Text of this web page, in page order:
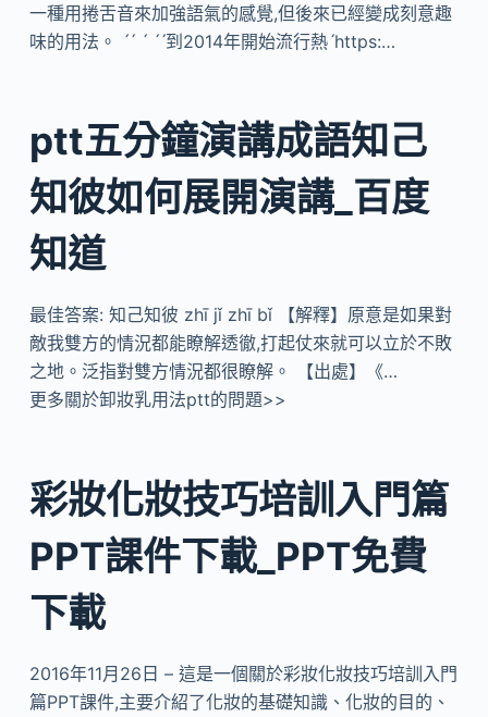
一種用捲舌音來加強語氣的感覺,但後來已經變成刻意趣
味的用法。 ˊˊ ˊ ˊˊ到2014年開始流行熱ˊhttps:…
ptt五分鐘演講成語知己
知彼如何展開演講_百度
知道
最佳答案: 知己知彼 zhī jǐ zhī bǐ 【解釋】原意是如果對
敵我雙方的情況都能瞭解透徹,打起仗來就可以立於不敗
之地。泛指對雙方情況都很瞭解。 【出處】《…
更多關於卸妝乳用法ptt的問題>>
彩妝化妝技巧培訓入門篇
PPT課件下載_PPT免費
下載
2016年11月26日 – 這是一個關於彩妝化妝技巧培訓入門
篇PPT課件,主要介紹了化妝的基礎知識、化妝的目的、